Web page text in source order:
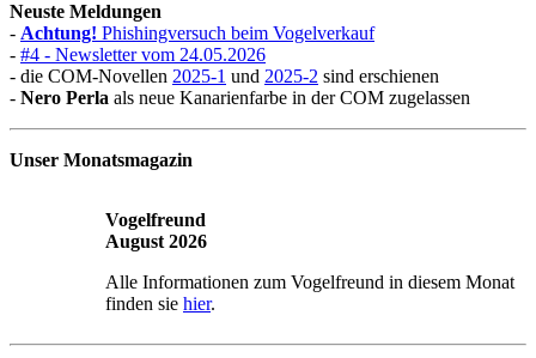
Neuste Meldungen
- Achtung! Phishingversuch beim Vogelverkauf
- #4 - Newsletter vom 24.05.2026
- die COM-Novellen 2025-1 und 2025-2 sind erschienen
- Nero Perla als neue Kanarienfarbe in der COM zugelassen
Unser Monatsmagazin
Vogelfreund
August 2026
Alle Informationen zum Vogelfreund in diesem Monat
finden sie hier.